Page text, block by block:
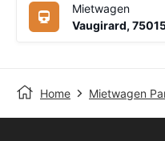
Mietwagen
Vaugirard,
Home Mietwagen